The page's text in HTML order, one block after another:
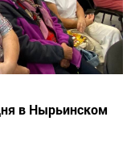
в Нырьинском